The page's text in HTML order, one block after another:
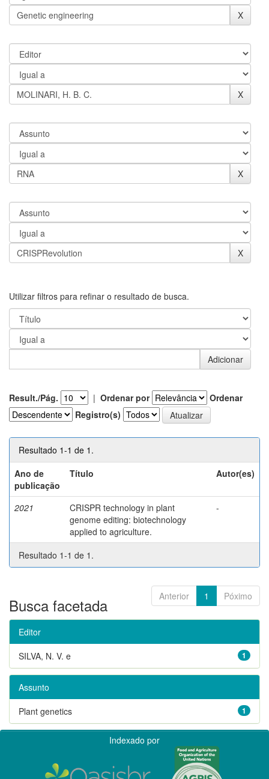
Utilizar filtros para refinar o resultado de busca.
Result./Pág. | Ordenar por
Ordenar
Registro(s)
Resultado 1-1 de 1.
Ano de
publicação
Título Autor(es)
2021
CRISPR technology in plant
genome editing: biotechnology
applied to agriculture.
-
Resultado 1-1 de 1.
Anterior 1 Póximo
Busca facetada
Editor
1
SILVA, N. V. e
Assunto
1
Plant genetics
Indexado por